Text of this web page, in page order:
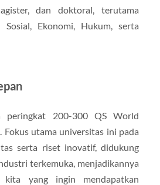
dan doktoral, terutama
Ekonomi, Hukum, serta
peringkat 200-300 QS World
Fokus utama universitas ini pada
serta riset inovatif, didukung
terkemuka, menjadikannya
yang ingin mendapatkan